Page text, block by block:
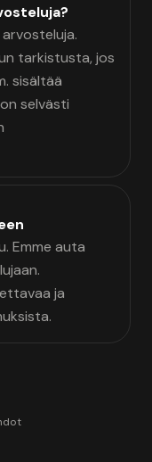
tarkistusta, jos
sisältää
selvästi
Emme auta
ja